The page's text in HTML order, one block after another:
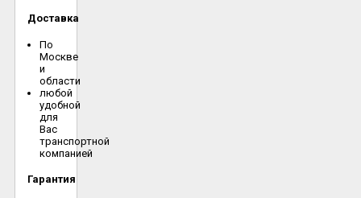
Доставка
По
Москве
и
области
любой
удобной
для
Вас
транспортной
компанией
Гарантия